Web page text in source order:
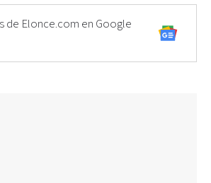
de Elonce.com en Google